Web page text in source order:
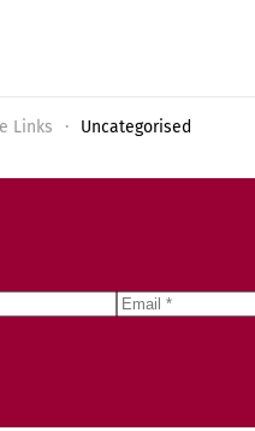
Links Uncategorised